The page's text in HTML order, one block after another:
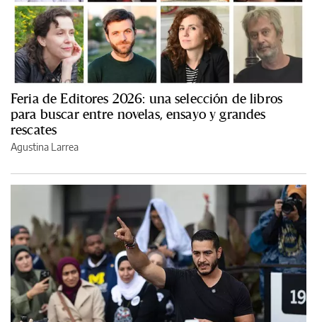
Feria de Editores 2026: una selección de libros
para buscar entre novelas, ensayo y grandes
rescates
Agustina Larrea